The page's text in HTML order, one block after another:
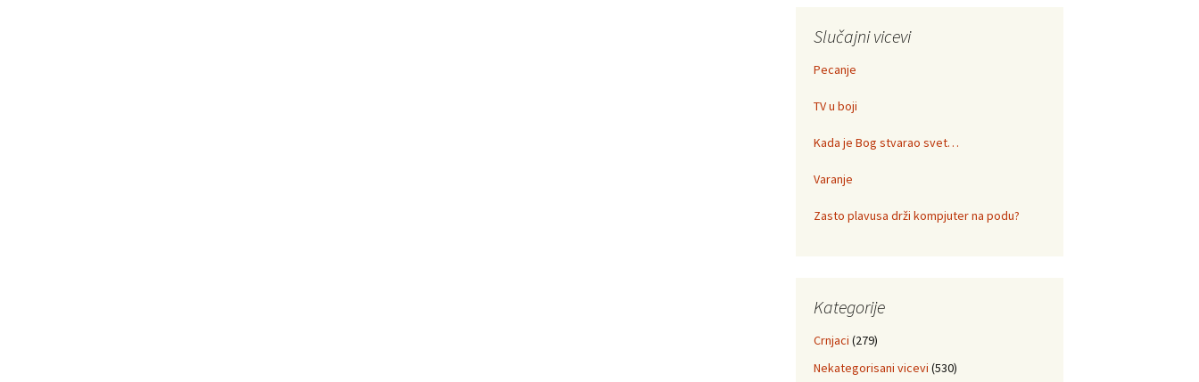
Slučajni vicevi
Pecanje
TV u boji
Kada je Bog stvarao svet…
Varanje
Zasto plavusa drži kompjuter na podu?
Kategorije
Crnjaci (279)
Nekategorisani vicevi (530)